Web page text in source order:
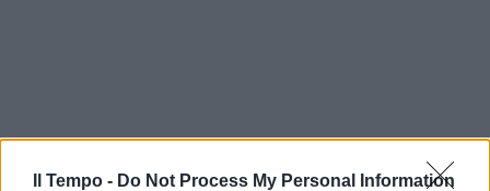
Il Tempo - Do Not Process My Personal Information